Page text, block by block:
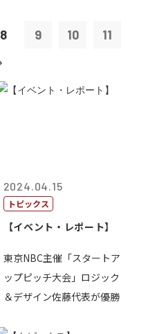
8 9 10 11
2024.04.15
トピックス
【イベント・レポート】
東京NBC主催「スタートア
ップピッチ大会」ロジック
＆デザイン佐藤代表が優勝